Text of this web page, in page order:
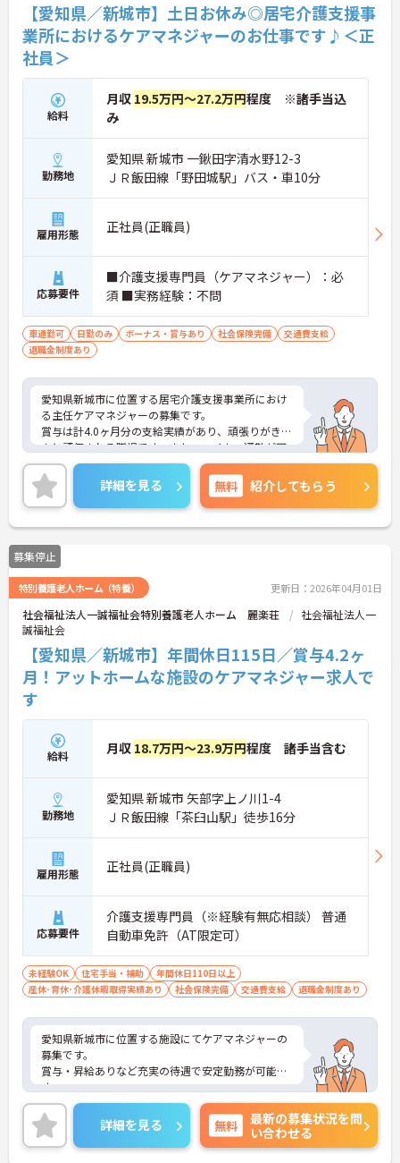
【愛知県／新城市】土日お休み◎居宅介護支援事
業所におけるケアマネジャーのお仕事です♪＜正
社員＞
給料
月収 19.5万円～27.2万円程度 ※諸手当込
み
勤務地
愛知県 新城市 一鍬田字清水野12-3
ＪＲ飯田線「野田城駅」バス・車10分
雇用形態 正社員(正職員)
応募要件
■介護支援専門員（ケアマネジャー）：必
須 ■実務経験：不問
車通勤可 日勤のみ ボーナス・賞与あり 社会保険完備
交通費支給
退職金制度あり
愛知県新城市に位置する居宅介護支援事業所におけ
る主任ケアマネジャーの募集です。
賞与は計4.0ヶ月分の支給実績があり、頑張りがきち
んと評価される職場です。また、マイカー通勤が可
能です。通勤が苦になりません。
ご興味のある方には、面接対策ポイントなど、さら
に詳細をご案内しますのでお気軽にご相談くださ
い！
詳細を見る 無料 紹介してもらう
募集停止
特別養護老人ホーム（特養） 更新日：2026年04月01日
社会福祉法人一誠福祉会特別養護老人ホーム 麗楽荘
社会福祉法人一
誠福祉会
【愛知県／新城市】年間休日115日／賞与4.2ヶ
月！アットホームな施設のケアマネジャー求人で
す
給料 月収 18.7万円～23.9万円程度 諸手当含む
勤務地
愛知県 新城市 矢部字上ノ川1-4
ＪＲ飯田線「茶臼山駅」徒歩16分
雇用形態 正社員(正職員)
応募要件
介護支援専門員（※経験有無応相談） 普通
自動車免許（AT限定可）
未経験OK 住宅手当・補助
年間休日110日以上
産休･育休･介護休暇取得実績あり
社会保険完備 交通費支給 退職金制度あり
愛知県新城市に位置する施設にてケアマネジャーの
募集です。
賞与・昇給ありなど充実の待遇で安定勤務が可能で
す。
ご興味のある方には、面接対策ポイントなど、さら
に詳細をお話しいたしますので、お気軽にご相談く
ださい。
詳細を見る 無料
最新の募集状況を問
い合わせる